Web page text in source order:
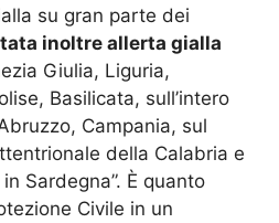
su gran parte dei
inoltre allerta gialla
Giulia, Liguria,
Basilicata, sull’intero
Campania, sul
della Calabria e
Sardegna”. È quanto
Civile in un